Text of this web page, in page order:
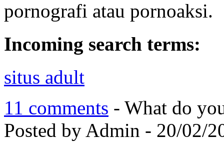
pornografi atau pornoaksi.
Incoming search terms:
situs adult
11 comments - What do
Posted by Admin - 20/02/